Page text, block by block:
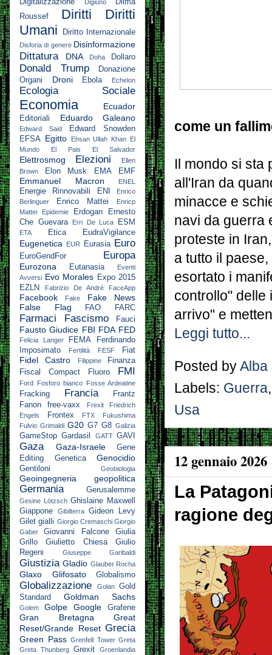
come un
Il mondo si sta
all'Iran da
minacce e
navi da guerra
proteste in
a tutto il
esortato i
controllo" delle
arrivo" e
Leggi tutto...
Posted by Alba
Labels: Guerra
Usa
12 gennaio 2026
La
ragione
Digitalizzazione Digiuno
Dilma
Roussef
Diritti
Diritti
Umani
Diritto Internazionale
Disforia di genere Disinformazione
Dittatura DNA Doha Dollaro
Donald Trump
Donazione
Organi
Droni Ebola Echelon
Ecologia Sociale
Economia Ecuador
Editoriali Eduardo Galeano
Edward Said
Edward Snowden
EFSA Egitto Ehsan Ullah Khan El
Mundo
El Pais El Salvador
Elettrosmog Elezioni
Ellen
Brown
Elon Musk EMA EMF
Emmanuel Macron ENEL
Energie Rinnovabili ENI
Enrico
Berlinguer
Enrico Mattei
Enricp
Mattei
Epidemie Erdogan
Ernesto
Che Guevara
Erri De Luca ESM
ETA Etica EudraVigilance
Eugenetica EUR Eurasia Euro
EuroGendFor Europa
Eurozona Eutanasia
Eventi
Avversi Evo Morales Expo 2015
EZLN
Fabrizio De André FaceApp
Facebook Fake
Fake News
False Flag
FAO FARC
Farmaci Fascismo Fauci
Fausto Giudice FBI FDA FED
Felicia Langer FEMA
Ferdinando
Imposimato
Fertilità FESF Fiat
Fidel Castro Filippine
Finanza
Fiscal Compact
Fluoro FMI
Ford Fosforo bianco Fosse Ardeatine
Fracking Francia
Frantz
Fanon
free-vaxx Frexit
Friedrich
Engels
Frontex FTX
Fukushima
Fulvio Grimaldi G20 G7 G8 Galizia
GameStop Gardasil GATT GAVI
Gaza Gaza-Israele
Gene
Editing
Genetica Genocidio
Gentiloni Geobiologia
Geoingegneria geopolitica
Germania Gerusalemme
Gesine Lötzsch Ghislaine Maxwell
Giappone
Gibilterra Gideon Levy
Gilet gialli Giorgio Cremaschi Giorgio
Gaber
Giovanni Falcone
Giulia
Grillo
Giulietto Chiesa
Giulio
Regeni
Giuseppe Garibaldi
Giustizia Gladio Glauber Rocha
Glaxo Glifosato Globalismo
Globalizzazione Golan Gold
Standard
Goldman Sachs
Golem Golpe Google Grafene
Gran Bretagna
Great
Reset/Grande Reset Grecia
Green Pass Grenfell Tower Greta
Greta Thunberg Grexit Groenlandia